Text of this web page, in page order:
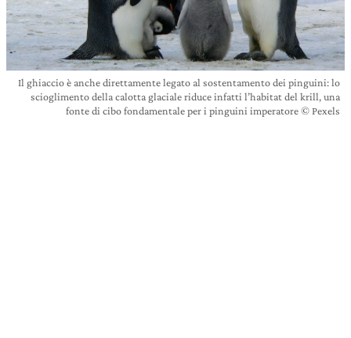
Il ghiaccio è anche direttamente legato al sostentamento dei pinguini: lo
scioglimento della calotta glaciale riduce infatti l’habitat del krill, una
fonte di cibo fondamentale per i pinguini imperatore © Pexels